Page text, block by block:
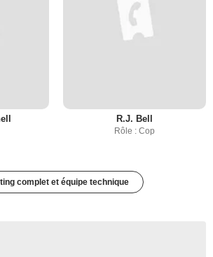
R.J. Bell
Rôle : Cop
complet et équipe technique